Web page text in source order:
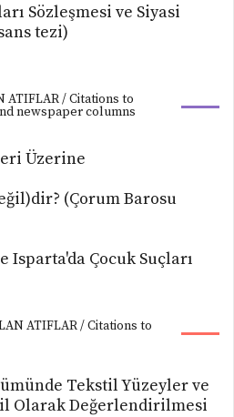
Sözleşmesi ve Siyasi
tezi)
ATIFLAR / Citations to
newspaper columns
Üzerine
(Çorum Barosu
Isparta'da Çocuk Suçları
ATIFLAR / Citations to
Tekstil Yüzeyler ve
Olarak Değerlendirilmesi